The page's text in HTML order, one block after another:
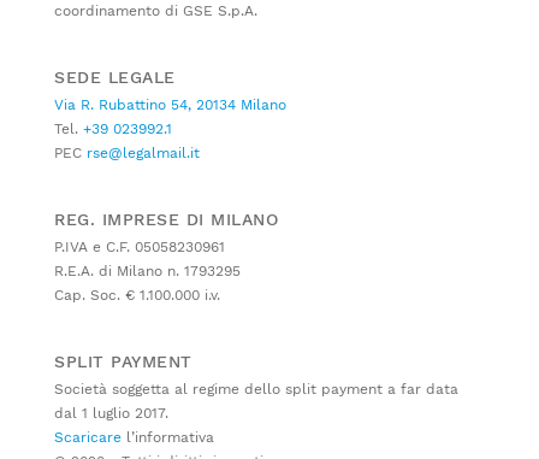
coordinamento di GSE S.p.A.
SEDE LEGALE
Via R. Rubattino 54, 20134 Milano
Tel. +39 023992.1
PEC rse@legalmail.it
REG. IMPRESE DI MILANO
P.IVA e C.F. 05058230961
R.E.A. di Milano n. 1793295
Cap. Soc. € 1.100.000 i.v.
SPLIT PAYMENT
Società soggetta al regime dello split payment a far data
dal 1 luglio 2017.
Scaricare l’informativa